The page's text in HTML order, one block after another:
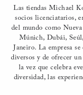
Las tiendas Michael
socios licenciatarios,
del mundo como
Múnich, Dubái,
Janeiro. La empresa
diversos y de ofrecer
la vez que celebra
diversidad, las